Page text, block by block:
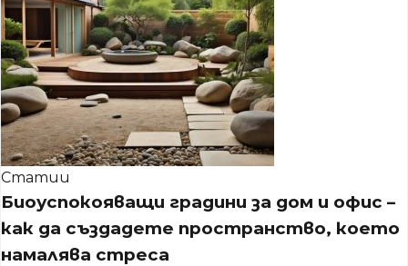
Статии
Биоуспокояващи градини за дом и офис –
как да създадете пространство, което
намалява стреса